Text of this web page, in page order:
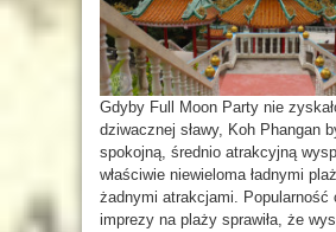
Gdyby Full Moon Party nie
dziwacznej sławy, Koh Phangan
spokojną, średnio atrakcyjną
właściwie niewieloma ładnymi
żadnymi atrakcjami. Popularność
imprezy na plaży sprawiła, że